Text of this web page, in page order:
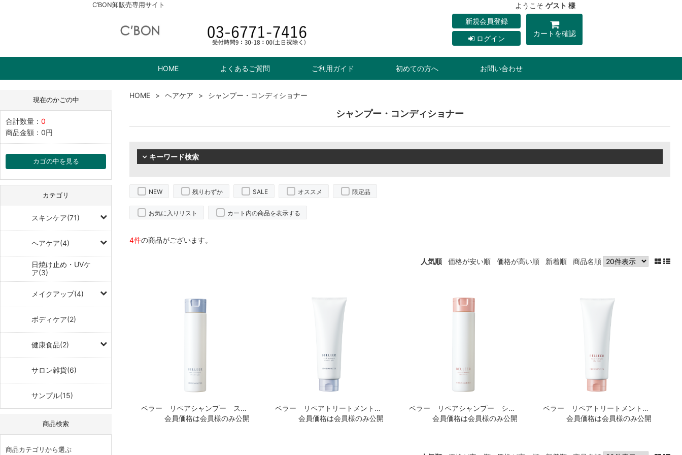
C’BON卸販売専用サイト ようこそ ゲスト 様
新規会員登録
ログイン
カートを確認
HOME よくあるご質問 ご利用ガイド 初めての方へ お問い合わせ
現在のかごの中
合計数量： 0
商品金額： 0円
カゴの中を見る
カテゴリ
スキンケア(71)
ヘアケア(4)
日焼け止め・UVケ
ア(3)
メイクアップ(4)
ボディケア(2)
健康食品(2)
サロン雑貨(6)
サンプル(15)
商品検索
商品カテゴリから選ぶ
HOME ヘアケア シャンプー・コンディショナー
シャンプー・コンディショナー
キーワード検索
NEW 残りわずか SALE オススメ 限定品
お気に入りリスト カート内の商品を表示する
4件の商品がございます。
人気順 価格が安い順 価格が高い順 新着順 商品名順
ベラー リペアシャンプー スムースライト
会員価格は会員様のみ公開
ベラー リペアトリートメント スムースライト
会員価格は会員様のみ公開
ベラー リペアシャンプー シルキーモイスト
会員価格は会員様のみ公開
ベラー リペアトリートメント シルキーモイスト
会員価格は会員様のみ公開